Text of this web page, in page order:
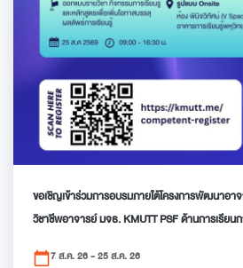
ขอเชิญเข้าร่วมการอบรมภายใต้โครงการพัฒนาอ
วิชาชีพอาจารย์ มจธ. KMUTT PSF ด้านการเรียน
calendar_today7 ส.ค. 26 - 25 ส.ค. 26